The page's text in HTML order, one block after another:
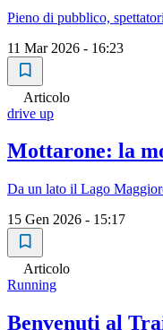
Pieno di pubblico,
11 Mar 2026 - 16:23
Articolo
drive up
Mottarone: la
Da un lato il Lago
15 Gen 2026 - 15:17
Articolo
Running
Benvenuti al